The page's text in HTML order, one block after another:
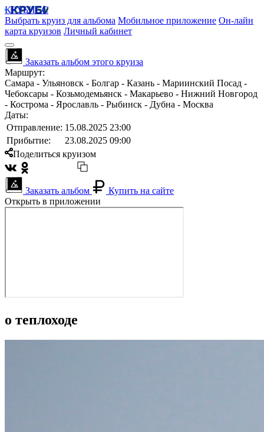
КРУБИСС
Выбрать круиз для альбома Мобильное приложение Он-лайн
карта круизов Личный кабинет
Заказать альбом этого круиза
Маршрут:
Самара - Ульяновск - Болгар - Казань - Мариинский Посад -
Чебоксары - Козьмодемьянск - Макарьево - Нижний Новгород
- Кострома - Ярославль - Рыбинск - Дубна - Москва
Даты:
Отправление: 15.08.2025 23:00
Прибытие:
23.08.2025 09:00
Поделиться круизом
Заказать альбом
Купить на сайте
Открыть в приложении
о теплоходе